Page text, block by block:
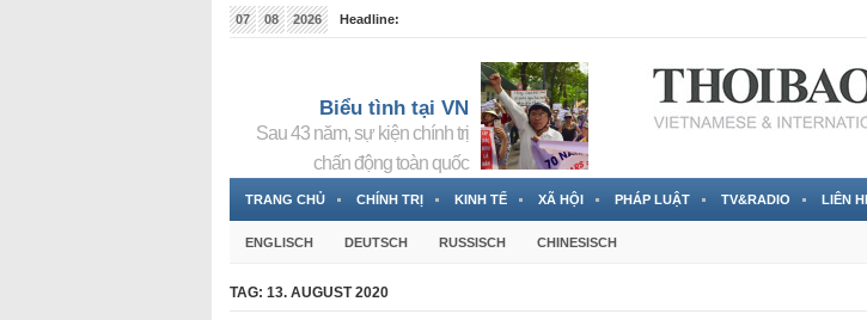
07 08 2026
Headline:
Biểu tình tại VN
Sau 43 năm, sự kiện chính trị
chấn động toàn quốc
TRANG CHỦ CHÍNH TRỊ KINH TẾ XÃ HỘI PHÁP LUẬT TV&RADIO LIÊN
ENGLISCH DEUTSCH RUSSISCH CHINESISCH
TAG: 13. AUGUST 2020